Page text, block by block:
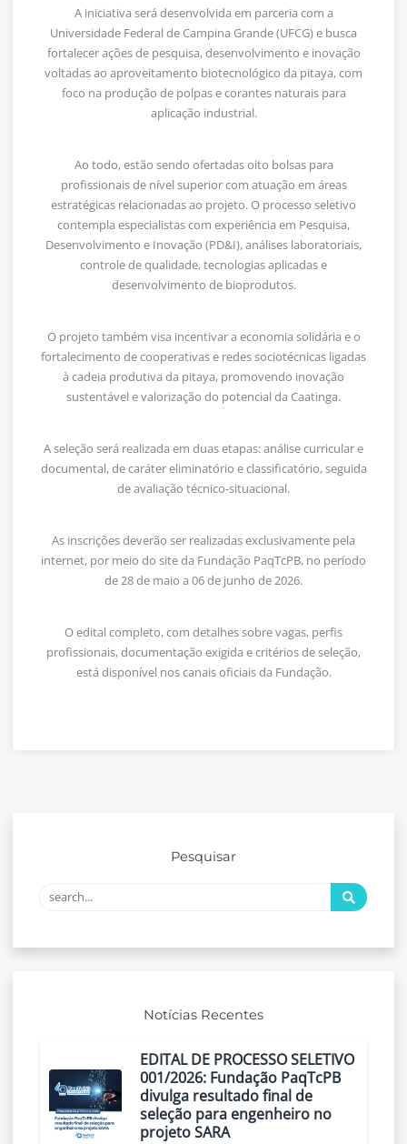
A iniciativa será desenvolvida em parceria com a
Universidade Federal de Campina Grande (UFCG) e busca
fortalecer ações de pesquisa, desenvolvimento e inovação
voltadas ao aproveitamento biotecnológico da pitaya, com
foco na produção de polpas e corantes naturais para
aplicação industrial.
Ao todo, estão sendo ofertadas oito bolsas para
profissionais de nível superior com atuação em áreas
estratégicas relacionadas ao projeto. O processo seletivo
contempla especialistas com experiência em Pesquisa,
Desenvolvimento e Inovação (PD&I), análises laboratoriais,
controle de qualidade, tecnologias aplicadas e
desenvolvimento de bioprodutos.
O projeto também visa incentivar a economia solidária e o
fortalecimento de cooperativas e redes sociotécnicas ligadas
à cadeia produtiva da pitaya, promovendo inovação
sustentável e valorização do potencial da Caatinga.
A seleção será realizada em duas etapas: análise curricular e
documental, de caráter eliminatório e classificatório, seguida
de avaliação técnico-situacional.
As inscrições deverão ser realizadas exclusivamente pela
internet, por meio do site da Fundação PaqTcPB, no período
de 28 de maio a 06 de junho de 2026.
O edital completo, com detalhes sobre vagas, perfis
profissionais, documentação exigida e critérios de seleção,
está disponível nos canais oficiais da Fundação.
Pesquisar
Notícias Recentes
EDITAL DE PROCESSO SELETIVO
001/2026: Fundação PaqTcPB
divulga resultado final de
seleção para engenheiro no
projeto SARA